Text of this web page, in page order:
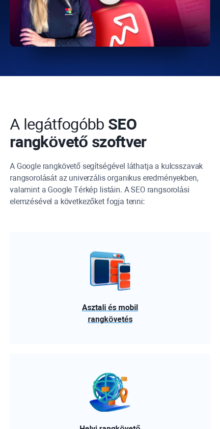
A legátfogóbb SEO
rangkövető szoftver
A Google rangkövető segítségével láthatja a kulcsszavak
rangsorolását az univerzális organikus eredményekben,
valamint a Google Térkép listáin. A SEO rangsorolási
elemzésével a következőket fogja tenni:
Asztali és mobil
rangkövetés